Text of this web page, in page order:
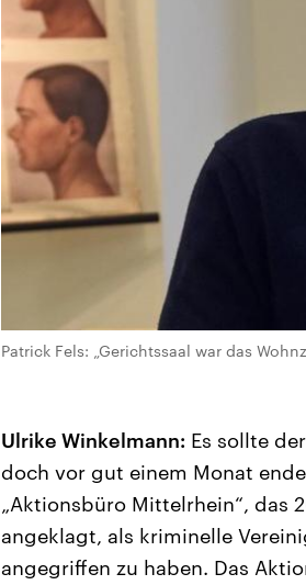
Patrick Fels: „Gerichtssaal war das
Ulrike Winkelmann: Es sollte
doch vor gut einem Monat
„Aktionsbüro Mittelrhein“, das
angeklagt, als kriminelle
angegriffen zu haben. Das